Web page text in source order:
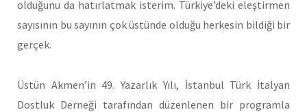
olduğunu da hatırlatmak isterim. Türkiye’deki eleştirmen
sayısının bu sayının çok üstünde olduğu herkesin bildiği bir
gerçek.
Üstün Akmen’in 49. Yazarlık Yılı, İstanbul Türk İtalyan
Dostluk Derneği tarafından düzenlenen bir programla